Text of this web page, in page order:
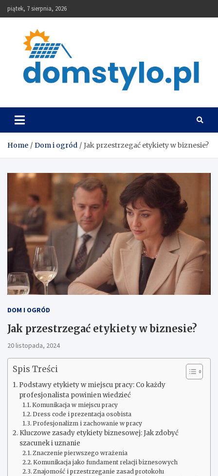
Skip
to
piątek, 7 sierpnia, 2026
DomStylo
Home Dom i ogród Jak przestrzegać etykiety w biznesie?
DOM I OGRÓD
Jak przestrzegać etykiety w biznesie?
20 listopada, 2024
Spis Treści
Podstawy etykiety w miejscu pracy: Co każdy
profesjonalista powinien wiedzieć
Komunikacja w miejscu pracy
Dress code i prezentacja osobista
Profesjonalizm i zachowanie w pracy
Kluczowe zasady etykiety biznesowej: Jak zdobyć
szacunek i uznanie
Znaczenie pierwszego wrażenia
Komunikacja jako fundament relacji biznesowych
Znajomość i przestrzeganie zasad protokołu